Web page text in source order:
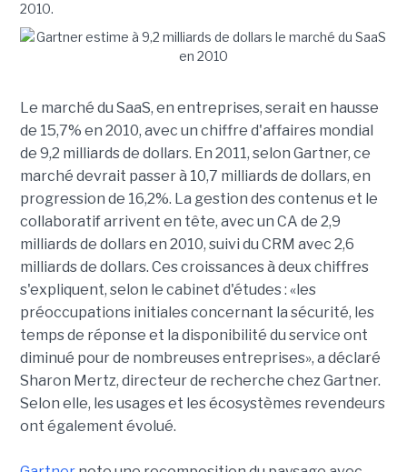
2010.
Le marché du SaaS, en entreprises, serait en hausse
de 15,7% en 2010, avec un chiffre d'affaires mondial
de 9,2 milliards de dollars. En 2011, selon Gartner, ce
marché devrait passer à 10,7 milliards de dollars, en
progression de 16,2%. La gestion des contenus et le
collaboratif arrivent en tête, avec un CA de 2,9
milliards de dollars en 2010, suivi du CRM avec 2,6
milliards de dollars. Ces croissances à deux chiffres
s'expliquent, selon le cabinet d'études : «les
préoccupations initiales concernant la sécurité, les
temps de réponse et la disponibilité du service ont
diminué pour de nombreuses entreprises», a déclaré
Sharon Mertz, directeur de recherche chez Gartner.
Selon elle, les usages et les écosystèmes revendeurs
ont également évolué.